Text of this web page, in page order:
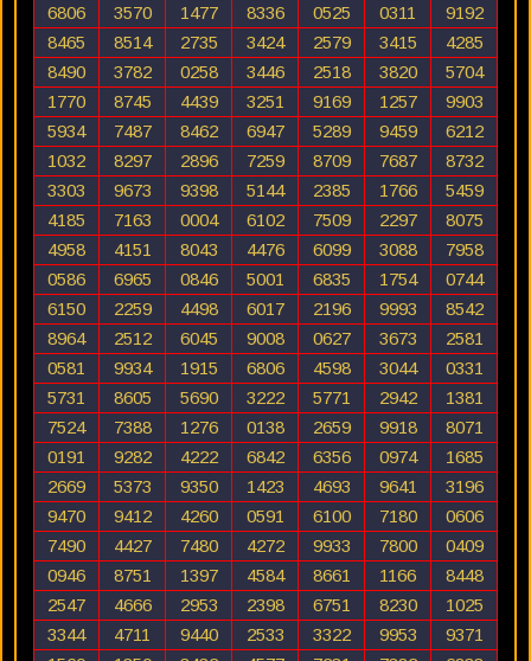
6806
3570 1477 8336 0525 0311
9192
8465
8514 2735 3424 2579 3415
4285
8490
3782 0258 3446 2518 3820
5704
1770
8745 4439 3251 9169 1257
9903
5934
7487 8462 6947 5289 9459
6212
1032
8297 2896 7259 8709 7687
8732
3303
9673 9398 5144 2385 1766
5459
4185
7163 0004 6102 7509 2297
8075
4958
4151 8043 4476 6099 3088
7958
0586
6965 0846 5001 6835 1754
0744
6150
2259 4498 6017 2196 9993
8542
8964
2512 6045 9008 0627 3673
2581
0581
9934 1915 6806 4598 3044
0331
5731
8605 5690 3222 5771 2942
1381
7524
7388 1276 0138 2659 9918
8071
0191
9282 4222 6842 6356 0974
1685
2669
5373 9350 1423 4693 9641
3196
9470
9412 4260 0591 6100 7180
0606
7490
4427 7480 4272 9933 7800
0409
0946
8751 1397 4584 8661 1166
8448
2547
4666 2953 2398 6751 8230
1025
3344
4711 9440 2533 3322 9953
9371